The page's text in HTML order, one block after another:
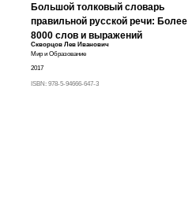
Большой толковый словарь
правильной русской речи: Более
8000 слов и выражений
Скворцов Лев Иванович
Мир и Образование
2017
ISBN: 978-5-94666-647-3